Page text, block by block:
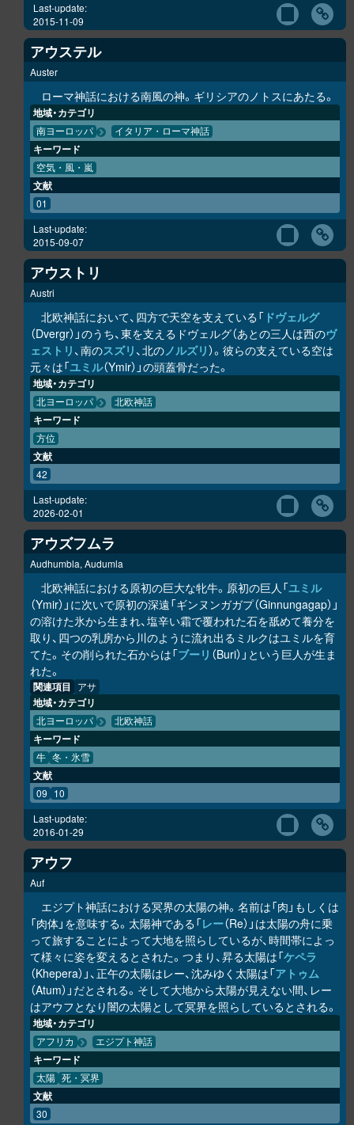
Last-update:
2015-11-09
アウステル
Auster
ローマ神話における南風の神。ギリシアのノトスにあたる。
地域・カテゴリ
南ヨーロッパ イタリア・ローマ神話
キーワード
空気・風・嵐
文献
01
Last-update:
2015-09-07
アウストリ
Austri
北欧神話において、四方で天空を支えている「 ドヴェルグ
（Dvergr）」のうち、東を支えるドヴェルグ（あとの三人は西のヴ
ェストリ 、南のスズリ 、北のノルズリ）。彼らの支えている空は
元々は「ユミル（Ymir）」の頭蓋骨だった。
地域・カテゴリ
北ヨーロッパ 北欧神話
キーワード
方位
文献
42
Last-update:
2026-02-01
アウズフムラ
Audhumbla, Audumla
北欧神話における原初の巨大な牝牛。原初の巨人「ユミル
（Ymir）」に次いで原初の深遠「ギンヌンガガプ（Ginnungagap）」
の溶けた氷から生まれ、塩辛い霜で覆われた石を舐めて養分を
取り、四つの乳房から川のように流れ出るミルクはユミルを育
てた。その削られた石からは「ブーリ （Buri）」という巨人が生ま
れた。
関連項目 アサ
地域・カテゴリ
北ヨーロッパ 北欧神話
キーワード
牛 冬・氷雪
文献
09 10
Last-update:
2016-01-29
アウフ
Auf
エジプト神話における冥界の太陽の神。名前は「肉」もしくは
「肉体」を意味する。太陽神である「レー（Re）」は太陽の舟に乗
って旅することによって大地を照らしているが、時間帯によっ
て様々に姿を変えるとされた。つまり、昇る太陽は「ケペラ
（Khepera）」、正午の太陽はレー、沈みゆく太陽は「アトゥム
（Atum）」だとされる。そして大地から太陽が見えない間、レー
はアウフとなり闇の太陽として冥界を照らしているとされる。
地域・カテゴリ
アフリカ エジプト神話
キーワード
太陽 死・冥界
文献
30